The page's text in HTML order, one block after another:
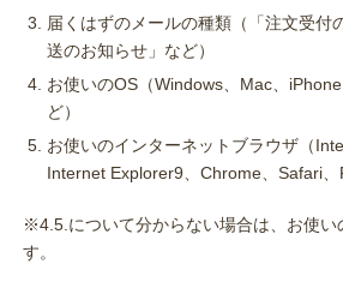
届くはずのメールの種類（「注文受付
送のお知らせ」など）
お使いのOS（Windows、Mac、
ど）
お使いのインターネットブラウザ（
Internet Explorer9、Chrome、Safari、
※4.5.について分からない場合は、お使い
す。